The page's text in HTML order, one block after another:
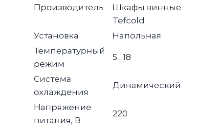
Производитель
Шкафы винные
Tefcold
Установка
Напольная
Температурный
режим
5…18
Система
охлаждения
Динамический
Напряжение
питания, В
220